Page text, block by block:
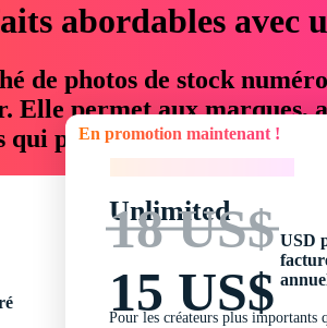
abordables avec
de photos de stock
Elle permet aux marques,
qui permettent
En promotion maintenant !
Unlimited
18 US$
15 US$
USD
Pour les créateurs plus importants